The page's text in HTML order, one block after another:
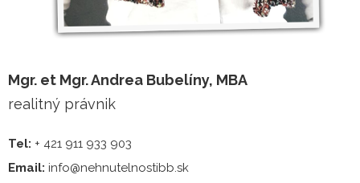
Mgr. et Mgr. Andrea Bubelíny, MBA
realitný právnik
Tel: + 421 911 933 903
Email: info@nehnutelnostibb.sk